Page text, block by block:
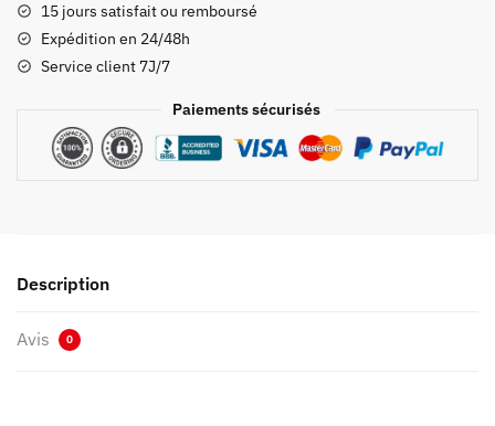
Lot
de
Plusieurs
15 jours satisfait ou remboursé
Expédition en 24/48h
Service client 7J/7
Paiements sécurisés
Description
Avis 0